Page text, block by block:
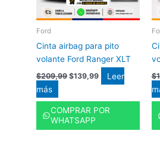
Ford
Cinta airbag para pito
volante Ford Ranger XLT
$209,99 $139,99
Leer
más
COMPRAR POR
WHATSAPP
$